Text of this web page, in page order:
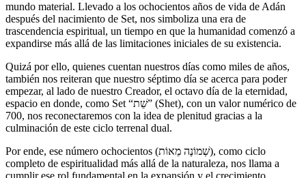
mundo material. Llevado a los ochocientos años de vida de Adán
después del nacimiento de Set, nos simboliza una era de
trascendencia espiritual, un tiempo en que la humanidad comenzó a
expandirse más allá de las limitaciones iniciales de su existencia.
Quizá por ello, quienes cuentan nuestros días como miles de años,
también nos reiteran que nuestro séptimo día se acerca para poder
empezar, al lado de nuestro Creador, el octavo día de la eternidad,
espacio en donde, como Set “שֵׁת” (Shet), con un valor numérico de
700, nos reconectaremos con la idea de plenitud gracias a la
culminación de este ciclo terrenal dual.
Por ende, ese número ochocientos (שְׁמוֹנֶה מֵאוֹת), como ciclo
completo de espiritualidad más allá de la naturaleza, nos llama a